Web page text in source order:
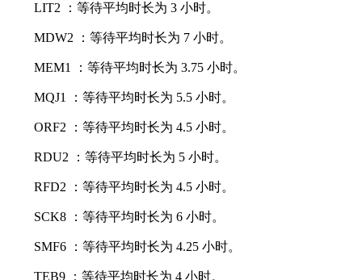
LIT2 ：等待平均时长为 3 小时。
MDW2 ：等待平均时长为 7 小时。
MEM1 ：等待平均时长为 3.75 小时。
MQJ1 ：等待平均时长为 5.5 小时。
ORF2 ：等待平均时长为 4.5 小时。
RDU2 ：等待平均时长为 5 小时。
RFD2 ：等待平均时长为 4.5 小时。
SCK8 ：等待平均时长为 6 小时。
SMF6 ：等待平均时长为 4.25 小时。
TEB9 ：等待平均时长为 4 小时。